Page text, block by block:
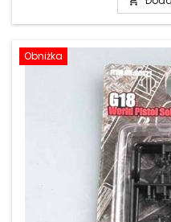
Obniżka